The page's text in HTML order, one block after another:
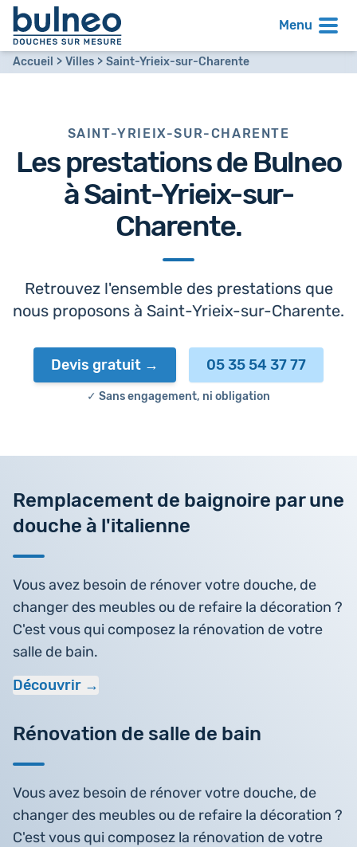
Menu
Accueil Villes Saint-Yrieix-sur-Charente
SAINT-YRIEIX-SUR-CHARENTE
Les prestations de Bulneo
àSaint-Yrieix-sur-
Charente.
Retrouvez l'ensemble des prestations que
nous proposons à Saint-Yrieix-sur-Charente.
Devis gratuit 05 35 54 37 77
✓ Sans engagement, ni obligation
Rénovation de salle de bain
Vous avez besoin de rénover votre douche, de
changer des meubles ou de refaire la décoration ?
C'est vous qui composez la rénovation de votre
Remplacement de baignoire par une
douche à l'italienne
Vous avez besoin de rénover votre douche, de
changer des meubles ou de refaire la décoration ?
C'est vous qui composez la rénovation de votre
salle de bain.
Découvrir